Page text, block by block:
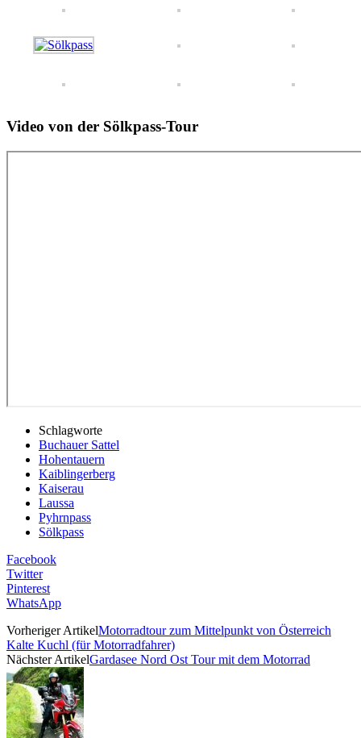
Video von der Sölkpass-Tour
Schlagworte
Buchauer Sattel
Hohentauern
Kaiblingerberg
Kaiserau
Laussa
Pyhrnpass
Sölkpass
Facebook
Twitter
Pinterest
WhatsApp
Vorheriger ArtikelMotorradtour zum Mittelpunkt von Österreich
Kalte Kuchl (für Motorradfahrer)
Nächster ArtikelGardasee Nord Ost Tour mit dem Motorrad